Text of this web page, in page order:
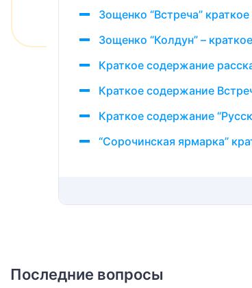
Зощенко “Встреча”
Зощенко “Колдун” –
Краткое содержание
Краткое содержание
Краткое содержание
“Сорочинская ярмарка”
Последние вопросы